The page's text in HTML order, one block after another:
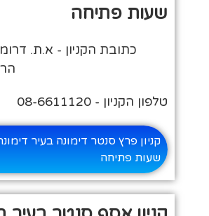
שעות פתיחה
כתובת הקניון - א.ת.
טלפון הקניון - 08-6611120
קניון פרץ סנטר דימונה בעיר
שעות פתיחה